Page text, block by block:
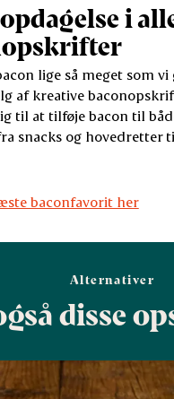
i
lige så meget som
af kreative
til at tilføje bacon til
snacks og hovedretter
baconfavorit her
Alternativer
disse